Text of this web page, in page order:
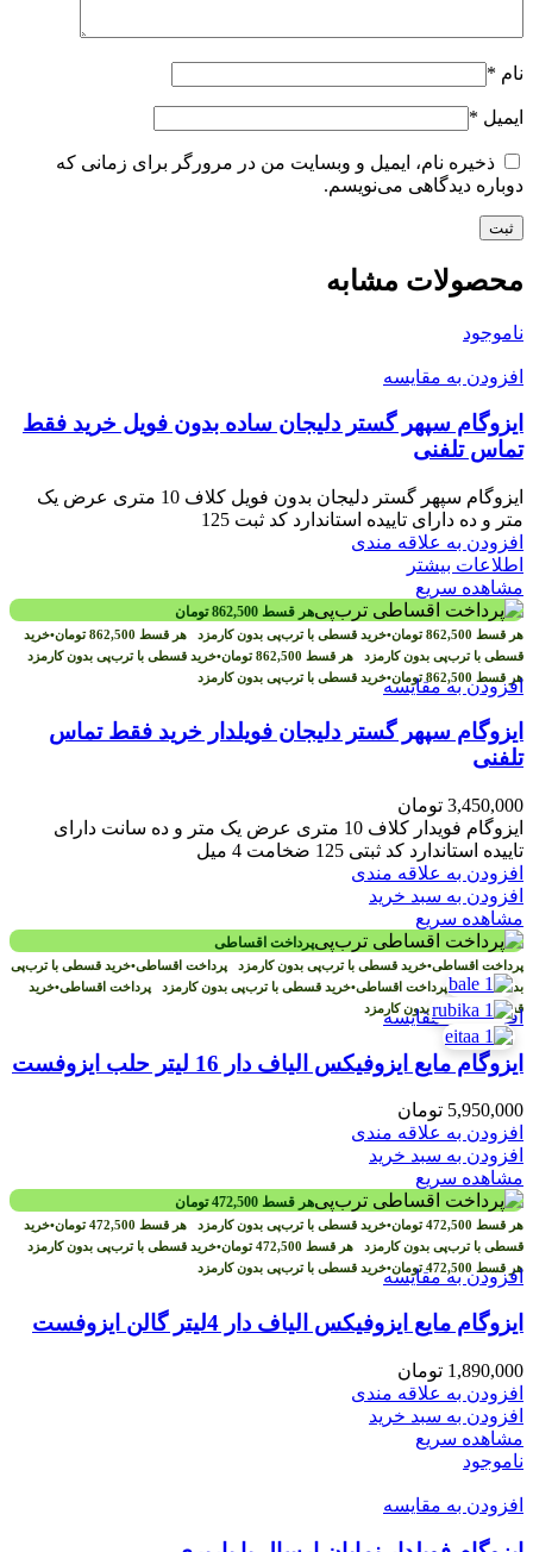
نام *
ایمیل *
ذخیره نام، ایمیل و وبسایت من در مرورگر برای زمانی که
دوباره دیدگاهی می‌نویسم.
محصولات مشابه
ناموجود
افزودن به مقایسه
ایزوگام سپهر گستر دلیجان ساده بدون فویل خرید فقط
تماس تلفنی
ایزوگام سپهر گستر دلیجان بدون فویل کلاف 10 متری عرض یک
متر و ده دارای تاییده استاندارد کد ثبت 125
افزودن به علاقه مندی
اطلاعات بیشتر
مشاهده سریع
هر قسط 862,500 تومان
هر قسط 862,500 تومان•خرید قسطی با ترب‌پی بدون کارمزد هر قسط 862,500 تومان•خرید
قسطی با ترب‌پی بدون کارمزد هر قسط 862,500 تومان•خرید قسطی با ترب‌پی بدون کارمزد
هر قسط 862,500 تومان•خرید قسطی با ترب‌پی بدون کارمزدافزودن به مقایسه
ایزوگام سپهر گستر دلیجان فویلدار خرید فقط تماس
تلفنی
3,450,000 تومان
ایزوگام فویدار کلاف 10 متری عرض یک متر و ده سانت دارای
تاییده استاندارد کد ثبتی 125 ضخامت 4 میل
افزودن به علاقه مندی
افزودن به سبد خرید
مشاهده سریع
پرداخت اقساطی
پرداخت اقساطی•خرید قسطی با ترب‌پی بدون کارمزد پرداخت اقساطی•خرید قسطی با ترب‌پی
بدون کارمزدپرداخت اقساطی•خرید قسطی با ترب‌پی بدون کارمزد پرداخت اقساطی•خرید
قسطی با ترب‌پی بدون کارمزد
افزودن به مقایسه
ایزوگام مایع ایزوفیکس الیاف دار 16 لیتر حلب ایزوفست
5,950,000 تومان
افزودن به علاقه مندی
افزودن به سبد خرید
مشاهده سریع
هر قسط 472,500 تومان
هر قسط 472,500 تومان•خرید قسطی با ترب‌پی بدون کارمزد هر قسط 472,500 تومان•خرید
قسطی با ترب‌پی بدون کارمزد هر قسط 472,500 تومان•خرید قسطی با ترب‌پی بدون کارمزد
هر قسط 472,500 تومان•خرید قسطی با ترب‌پی بدون کارمزدافزودن به مقایسه
ایزوگام مایع ایزوفیکس الیاف دار 4لیتر گالن ایزوفست
1,890,000 تومان
افزودن به علاقه مندی
افزودن به سبد خرید
مشاهده سریع
ناموجود
افزودن به مقایسه